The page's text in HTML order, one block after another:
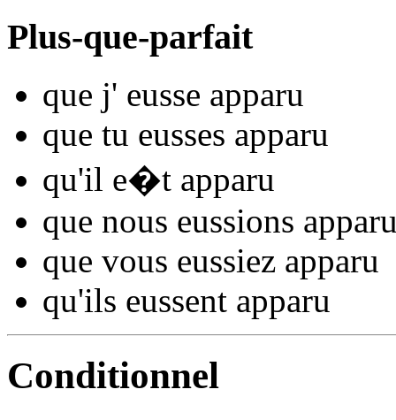
Plus-que-parfait
que j' eusse apparu
que tu eusses apparu
qu'il e�t apparu
que nous eussions appar
que vous eussiez apparu
qu'ils eussent apparu
Conditionnel